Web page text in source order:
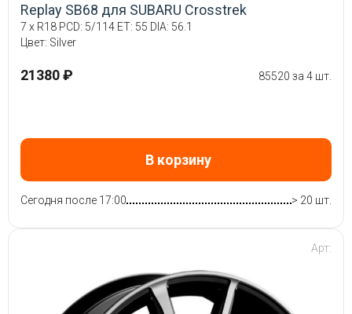
Replay SB68 для SUBARU Crosstrek
7 x R18 PCD: 5/114 ET: 55 DIA: 56.1
Цвет: Silver
21380 ₽ 85520 за 4 шт.
В корзину
Сегодня после 17:00 > 20 шт.
Арт: